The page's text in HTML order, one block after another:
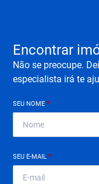
Encontrar
Não se preocupe.
especialista irá te
SEU NOME*
SEU E-MAIL*